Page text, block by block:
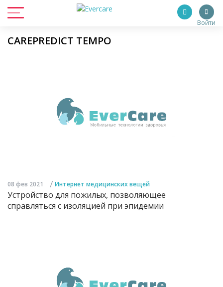
Войти
CAREPREDICT TEMPO
08 фев 2021 / Интернет медицинских вещей
Устройство для пожилых, позволяющее
справляться с изоляцией при эпидемии